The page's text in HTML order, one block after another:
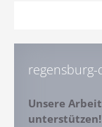
regensburg-
Unsere
unterstützen!